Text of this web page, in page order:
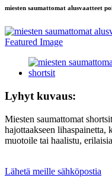
miesten saumattomat alusvaatteet
Lyhyt kuvaus:
Miesten saumattomat
hajottaakseen lihaspainetta,
muotoile tai haalistu,
Lähetä meille sähköpostia